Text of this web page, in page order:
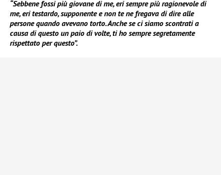
“Sebbene fossi più giovane di me, eri sempre più ragionevole di
me, eri testardo, supponente e non te ne fregava di dire alle
persone quando avevano torto. Anche se ci siamo scontrati a
causa di questo un paio di volte, ti ho sempre segretamente
rispettato per questo”.